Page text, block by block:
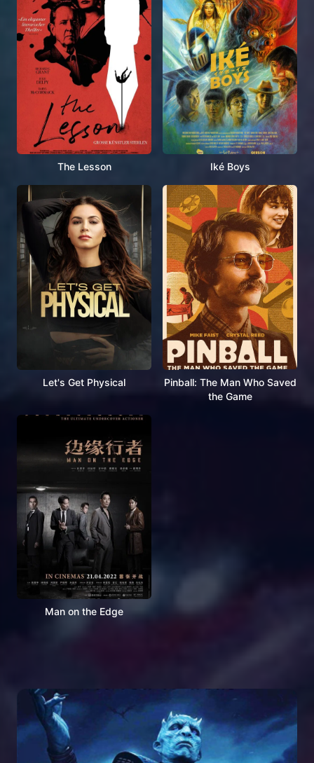
The Lesson Iké Boys
Let's Get Physical
Pinball: The Man Who Saved
the Game
Man on the Edge